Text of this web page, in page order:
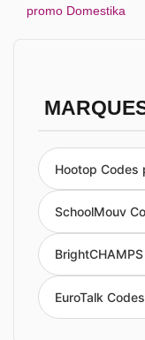
promo Domestika
Hootop Codes
SchoolMouv
EuroTalk